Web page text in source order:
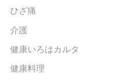
ひざ痛
介護
健康いろはカルタ
健康料理